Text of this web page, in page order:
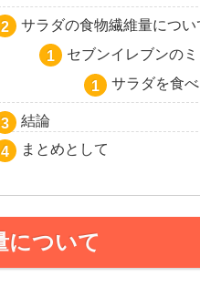
サラダの食物繊維量につい
セブンイレブンの
サラダを食
結論
まとめとして
について